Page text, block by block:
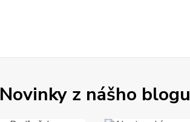
Novinky z nášho blogu